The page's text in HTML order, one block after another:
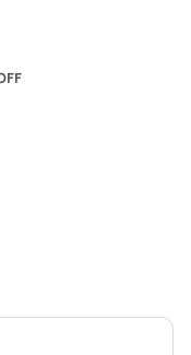
Lux ULTRATHIN SP